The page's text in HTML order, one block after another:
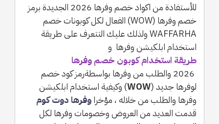
للأستفادة من اكواد خصم وفرها 2026 الجديدة برمز
خصم وفرها (WOW) الفعال لكل كوبونات خصم
WAFFARHA ولذلك عليك التتعرف على طريقة
استخدام ابلكيشن وفرها و
طريقة استخدام كوبون خصم وفرها
2026 والطلب من وفرها بواسطةرمز كود خصم
لوفرها جديد (WOW) وكيفية استخدام ابلكيشن
وفرها والطلب من خلاله ، مؤخراوفرها دوت كوم
قدمت العديد من العروض وخصومات وفرها لكل